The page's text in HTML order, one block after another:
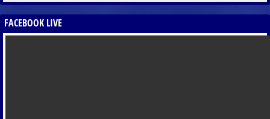
FACEBOOK LIVE